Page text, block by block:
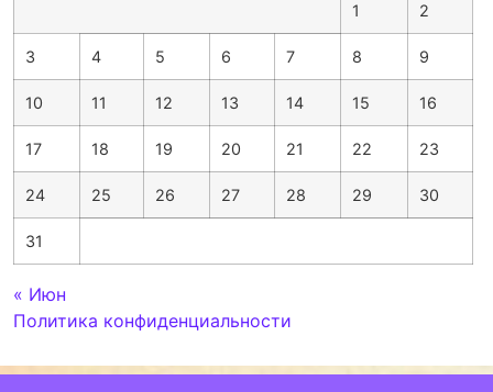
1 2
3 4 5 6 7 8 9
10 11 12 13 14 15 16
17 18 19 20 21 22 23
24 25 26 27 28 29 30
31
« Июн
Политика конфиденциальности